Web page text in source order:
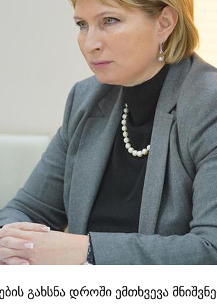
გახსნა დროში ემთხვევა